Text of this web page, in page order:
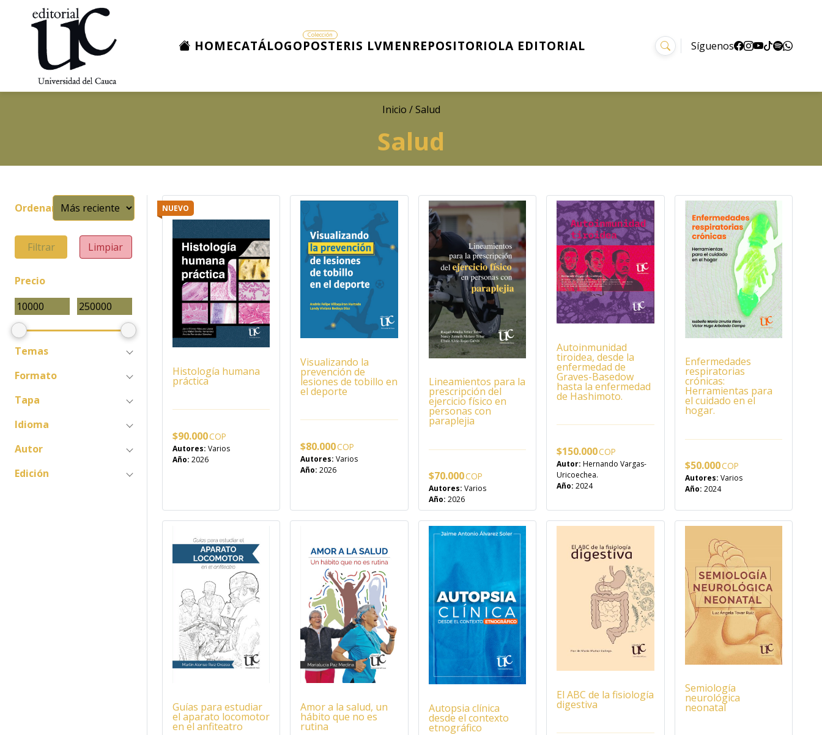
HOMECATÁLOGOPOSTERIS LVMENREPOSITORIOLA EDITORIAL Síguenos
Inicio / Salud
Salud
Ordenar
Filtrar Limpiar
Precio
Temas
Formato
Tapa
Idioma
Autor
Edición
NUEVO
Histología humana
práctica
$90.000
Autores: Varios
Año: 2026
Visualizando la
prevención de
lesiones de tobillo en
el deporte
$80.000
Autores: Varios
Año:2026
Lineamientos para la
prescripción del
ejercicio físico en
personas con
paraplejia
$70.000
Autores: Varios
Año: 2026
Autoinmunidad
tiroidea, desde la
enfermedad de
Graves-Basedow
hasta la enfermedad
de Hashimoto.
$150.000
Autor: Hernando Vargas-
Uricoechea.
Año:2024
Enfermedades
respiratorias
crónicas:
Herramientas para
el cuidado en el
hogar.
$50.000
Autores: Varios
Año: 2024
Guías para estudiar
el aparato locomotor
en el anfiteatro
Amor a la salud, un
hábito que no es
rutina
Autopsia clínica
desde el contexto
etnográfico
El ABC de la fisiología
digestiva
Semiología
neurológica
neonatal